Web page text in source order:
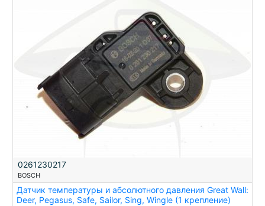
0261230217
BOSCH
Датчик температуры и абсолютного давления Great Wall:
Deer, Pegasus, Safe, Sailor, Sing, Wingle (1 крепление)